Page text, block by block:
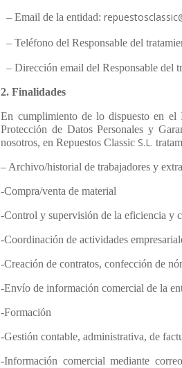
– Email de la entidad:
– Teléfono del Responsable del
– Dirección email del Responsable del
2. Finalidades
En cumplimiento de lo dispuesto en el
Protección de Datos Personales y
nosotros, enRepuestos Classic S.L.
– Archivo/historial de trabajadores y
-Compra/venta de material
-Control y supervisión de la eficiencia y
-Coordinación de actividades
-Creación de contratos, confección de
-Envío de información comercial de la
-Formación
-Gestión contable, administrativa, de
-Información comercial mediante